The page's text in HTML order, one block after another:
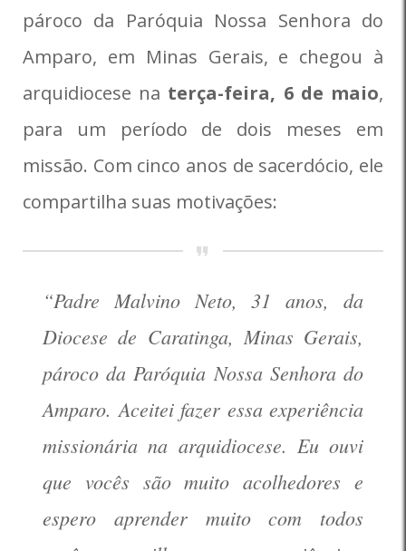
pároco da Paróquia Nossa Senhora do
Amparo, em Minas Gerais, e chegou à
arquidiocese na terça-feira, 6 de maio,
para um período de dois meses em
missão. Com cinco anos de sacerdócio, ele
compartilha suas motivações:
“Padre Malvino Neto, 31 anos, da
Diocese de Caratinga, Minas Gerais,
pároco da Paróquia Nossa Senhora do
Amparo. Aceitei fazer essa experiência
missionária na arquidiocese. Eu ouvi
que vocês são muito acolhedores e
espero aprender muito com todos